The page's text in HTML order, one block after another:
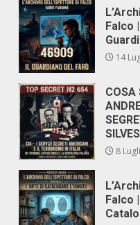
Falco
14
COSA
8
Falco